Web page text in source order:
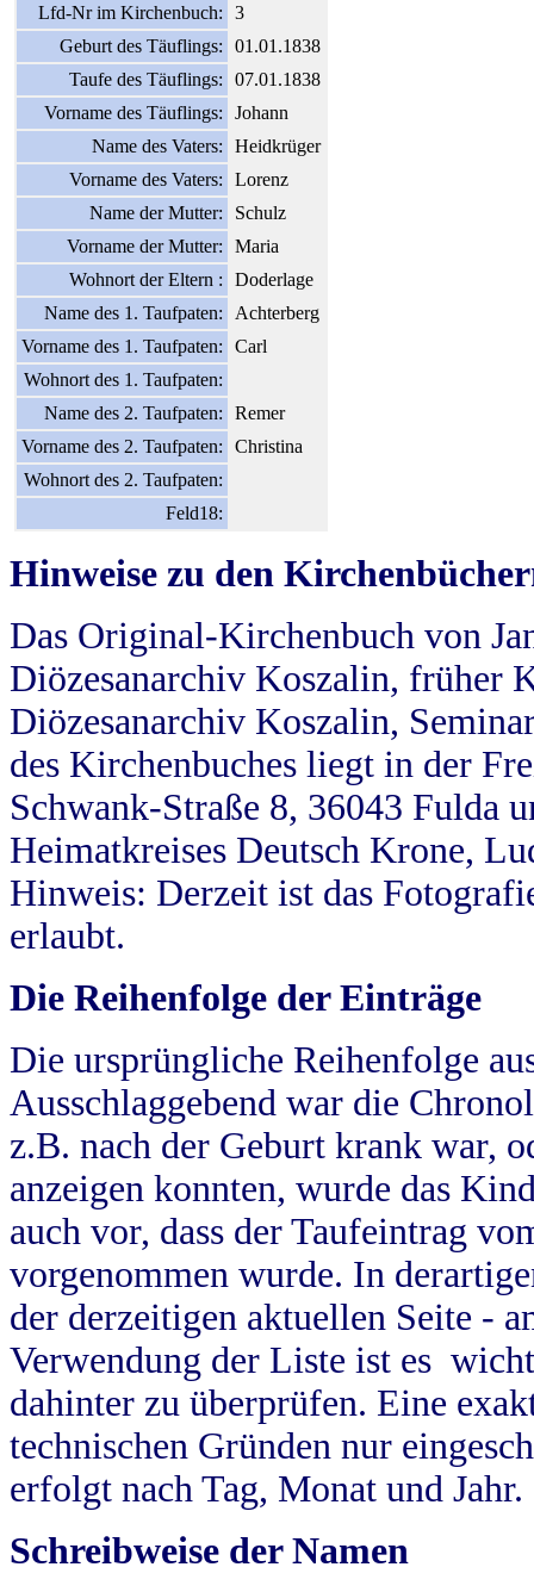
Lfd-Nr im Kirchenbuch:
3
Geburt des Täuflings:
01.01.1838
Taufe des Täuflings:
07.01.1838
Vorname des Täuflings:
Johann
Name des Vaters:
Heidkrüger
Vorname des Vaters:
Lorenz
Name der Mutter:
Schulz
Vorname der Mutter:
Maria
Wohnort der Eltern :
Doderlage
Name des 1. Taufpaten:
Achterberg
Vorname des 1. Taufpaten:
Carl
Wohnort des 1. Taufpaten:
Name des 2. Taufpaten:
Remer
Vorname des 2. Taufpaten:
Christina
Wohnort des 2. Taufpaten:
Feld18:
Hinweise zu den
Das Original-Kirchenbuch von
Diözesanarchiv Koszalin, früher
Diözesanarchiv Koszalin,
des Kirchenbuches liegt in der
Schwank-Straße 8, 36043 Fulda
Heimatkreises Deutsch Krone,
Hinweis: Derzeit ist das
erlaubt.
Die Reihenfolge der Einträge
Die ursprüngliche Reihenfolge
Ausschlaggebend war die
z.B. nach der Geburt krank war,
anzeigen konnten, wurde das
auch vor, dass der Taufeintrag
vorgenommen wurde. In
der derzeitigen aktuellen Seite -
Verwendung der Liste ist es
dahinter zu überprüfen. Eine
technischen Gründen nur
erfolgt nach Tag, Monat und Jahr.
Schreibweise der Namen